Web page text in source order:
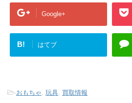
Google+
B! はてブ
-おもちゃ 玩具 買取情報